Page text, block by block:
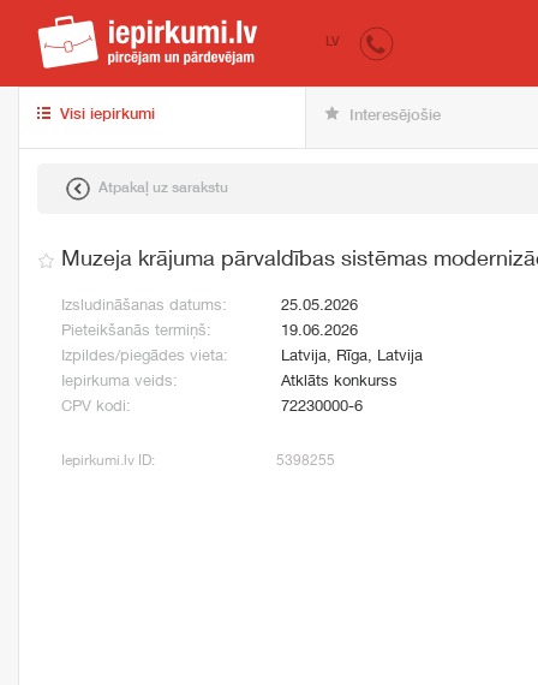
iepirkumi.lv
LV
Visi iepirkumi Interesējošie
Atpakaļ uz sarakstu
Muzeja krājuma pārvaldības sistēmas
Izsludināšanas datums:
25.05.2026
Pieteikšanās termiņš:
19.06.2026
Izpildes/piegādes vieta:
Latvija, Rīga, Latvija
Iepirkuma veids:
Atklāts konkurss
CPV kodi:
72230000-6
Iepirkumi.lv ID: 5398255